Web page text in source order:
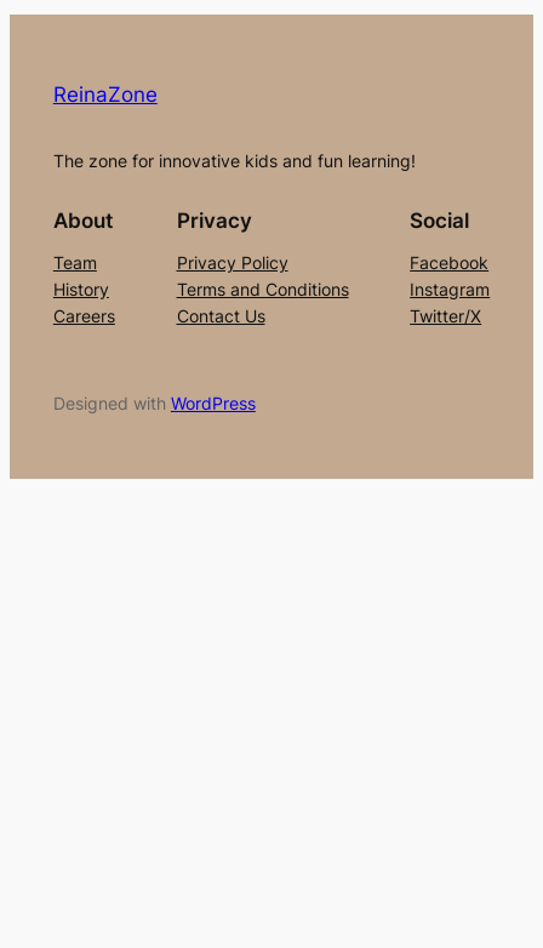
ReinaZone
The zone for innovative kids and fun learning!
About
Team
History
Careers
Privacy
Privacy Policy
Terms and Conditions
Contact Us
Social
Facebook
Instagram
Twitter/X
Designed with WordPress